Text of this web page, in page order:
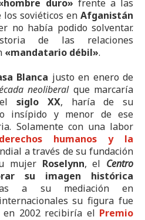
duro» frente a las
soviéticos en Afganistán
no había podido solventar.
de las relaciones
«mandatario débil».
Blanca justo en enero de
neoliberalque marcaría
siglo XX, haría de su
insípido y menor de ese
Solamente con una labor
derechos humanos y la
a través de su fundación
mujer Roselynn, el Centro
su imagen histórica
a su mediación en
su figura fue
2002 recibiría el Premio